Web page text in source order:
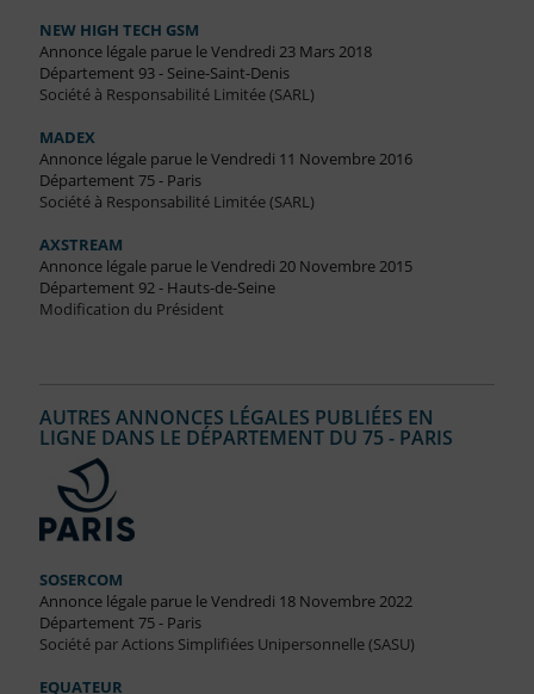
NEW HIGH TECH GSM
Annonce légale parue le Vendredi 23 Mars 2018
Département 93 - Seine-Saint-Denis
Société à Responsabilité Limitée (SARL)
MADEX
Annonce légale parue le Vendredi 11 Novembre 2016
Département 75 - Paris
Société à Responsabilité Limitée (SARL)
AXSTREAM
Annonce légale parue le Vendredi 20 Novembre 2015
Département 92 - Hauts-de-Seine
Modification du Président
AUTRES ANNONCES LÉGALES PUBLIÉES EN
LIGNE DANS LE DÉPARTEMENT DU 75 - PARIS
SOSERCOM
Annonce légale parue le Vendredi 18 Novembre 2022
Département 75 - Paris
Société par Actions Simplifiées Unipersonnelle (SASU)
EQUATEUR